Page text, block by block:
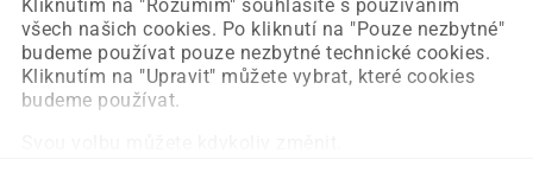
Kliknutím na "Rozumím" souhlasíte s používáním
všech našich cookies. Po kliknutí na "Pouze nezbytné"
budeme používat pouze nezbytné technické cookies.
Kliknutím na "Upravit" můžete vybrat, které cookies
budeme používat.
Obnovit stránku Úvodní strana